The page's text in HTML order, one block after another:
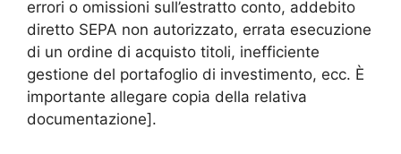
errori o omissioni sull’estratto conto, addebito
diretto SEPA non autorizzato, errata esecuzione
di un ordine di acquisto titoli, inefficiente
gestione del portafoglio di investimento, ecc. È
importante allegare copia della relativa
documentazione].